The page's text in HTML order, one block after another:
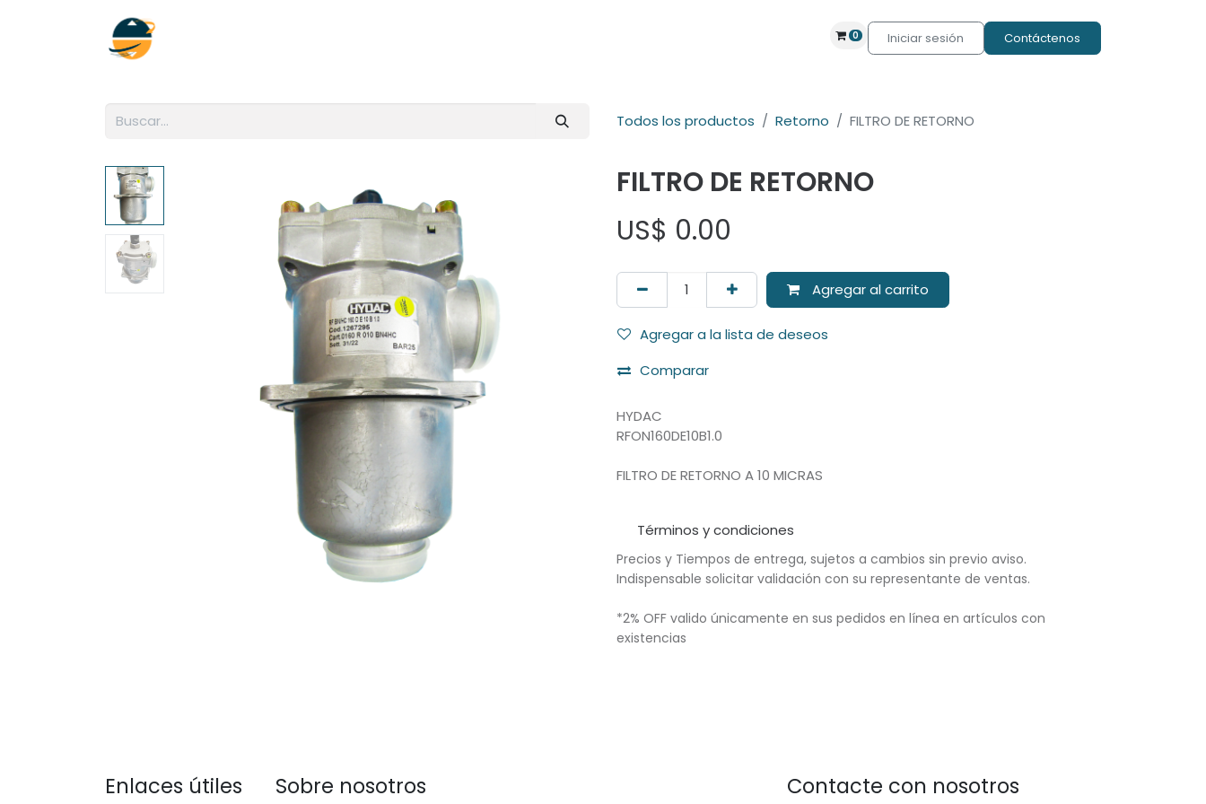
0 Iniciar sesión Contáctenos
Todos los productos Retorno FILTRO DE RETORNO
FILTRO DE RETORNO
US$ 0.00
Agregar al carrito
Agregar a la lista de deseos
Comparar
HYDAC
RFON160DE10B1.0
FILTRO DE RETORNO A 10 MICRAS
Términos y condiciones
Precios y Tiempos de entrega, sujetos a cambios sin previo aviso.
Indispensable solicitar validación con su representante de ventas.
*2% OFF valido únicamente en sus pedidos en línea en artículos con
existencias
Enlaces útiles Sobre nosotros Contacte con nosotros